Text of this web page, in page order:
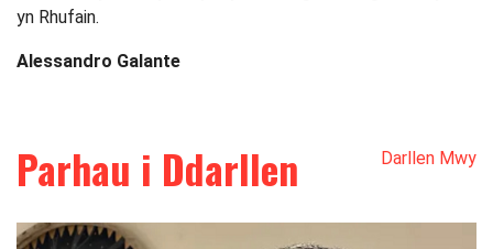
yn Rhufain.
Alessandro Galante
Parhau i Ddarllen Darllen Mwy